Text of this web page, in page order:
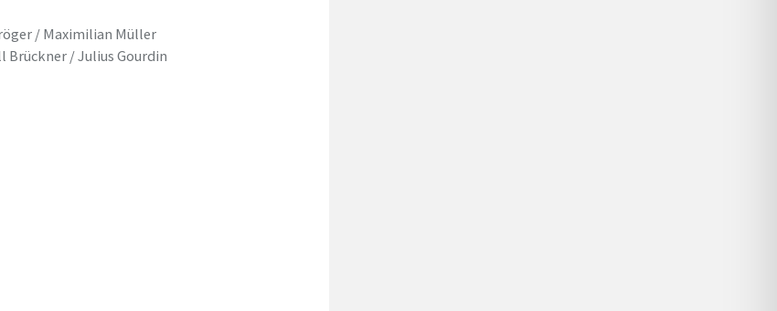
/ Maximilian Müller
Brückner / Julius Gourdin